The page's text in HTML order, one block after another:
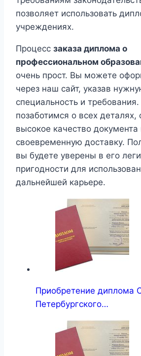
позволяет использовать
учреждениях.
Процесс заказа диплома о
профессиональном
очень прост. Вы можете
через наш сайт, указав
специальность и
позаботимся о всех деталях,
высокое качество документа
своевременную доставку.
вы будете уверены в его
пригодности для
дальнейшей карьере.
Приобретение диплома
Петербургского…